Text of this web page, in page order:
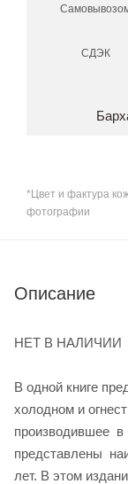
СДЭК
*Цвет и фактура
фотографии
Описание
НЕТ В НАЛИЧИИ
В одной книге
холодном и
производившее в
представлены
лет. В этом